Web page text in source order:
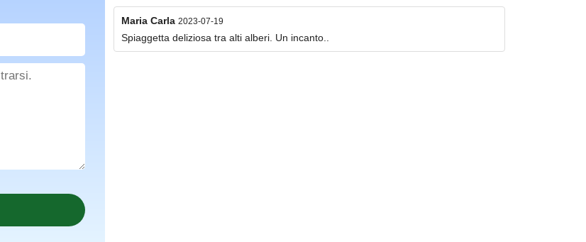
Maria Carla 2023-07-19
Spiaggetta deliziosa tra alti alberi. Un incanto..